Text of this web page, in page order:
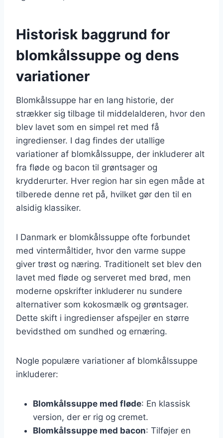
Historisk baggrund for
blomkålssuppe og dens
variationer
Blomkålssuppe har en lang historie, der
strækker sig tilbage til middelalderen, hvor den
blev lavet som en simpel ret med få
ingredienser. I dag findes der utallige
variationer af blomkålssuppe, der inkluderer alt
fra fløde og bacon til grøntsager og
krydderurter. Hver region har sin egen måde at
tilberede denne ret på, hvilket gør den til en
alsidig klassiker.
I Danmark er blomkålssuppe ofte forbundet
med vintermåltider, hvor den varme suppe
giver trøst og næring. Traditionelt set blev den
lavet med fløde og serveret med brød, men
moderne opskrifter inkluderer nu sundere
alternativer som kokosmælk og grøntsager.
Dette skift i ingredienser afspejler en større
bevidsthed om sundhed og ernæring.
Nogle populære variationer af blomkålssuppe
inkluderer:
Blomkålssuppe med fløde: En klassisk
version, der er rig og cremet.
Blomkålssuppe med bacon: Tilføjer en